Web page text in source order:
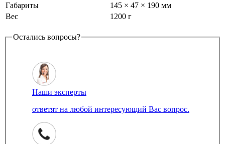
Габариты
145 × 47 × 190 мм
Вес
1200 г
Остались вопросы?
Наши эксперты
ответят на любой интересующий Вас вопрос.